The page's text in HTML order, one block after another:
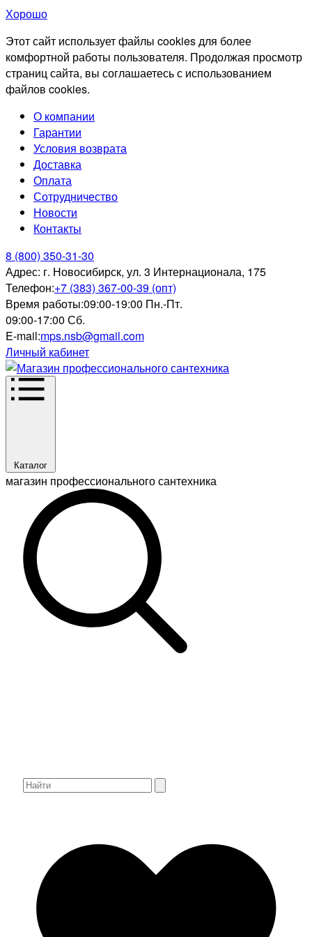
Хорошо
Этот сайт использует файлы cookies для более
комфортной работы пользователя. Продолжая просмотр
страниц сайта, вы соглашаетесь с использованием
файлов cookies.
О компании
Гарантии
Условия возврата
Доставка
Оплата
Сотрудничество
Новости
Контакты
8 (800) 350-31-30
Адрес: г. Новосибирск, ул. 3 Интернационала, 175
Телефон:+7 (383) 367-00-39 (опт)
Время работы:09:00-19:00 Пн.-Пт.
09:00-17:00 Сб.
E-mail:mps.nsb@gmail.com
Личный кабинет
Каталог
магазин профессионального сантехника